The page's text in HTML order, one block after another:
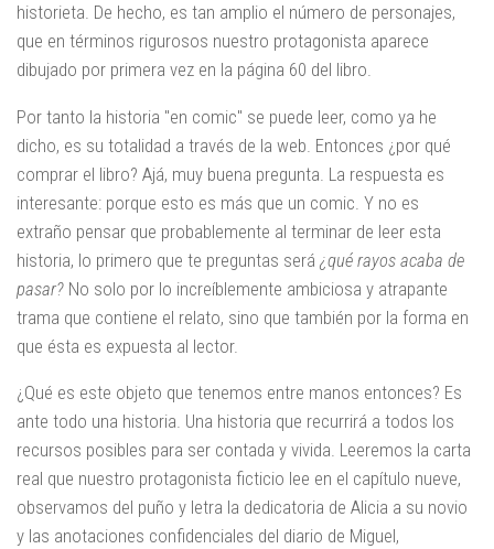
historieta. De hecho, es tan amplio el número de personajes,
que en términos rigurosos nuestro protagonista aparece
dibujado por primera vez en la página 60 del libro.
Por tanto la historia "en comic" se puede leer, como ya he
dicho, es su totalidad a través de la web. Entonces ¿por qué
comprar el libro? Ajá, muy buena pregunta. La respuesta es
interesante: porque esto es más que un comic. Y no es
extraño pensar que probablemente al terminar de leer esta
historia, lo primero que te preguntas será ¿qué rayos acaba de
pasar? No solo por lo increíblemente ambiciosa y atrapante
trama que contiene el relato, sino que también por la forma en
que ésta es expuesta al lector.
¿Qué es este objeto que tenemos entre manos entonces? Es
ante todo una historia. Una historia que recurrirá a todos los
recursos posibles para ser contada y vivida. Leeremos la carta
real que nuestro protagonista ficticio lee en el capítulo nueve,
observamos del puño y letra la dedicatoria de Alicia a su novio
y las anotaciones confidenciales del diario de Miguel,